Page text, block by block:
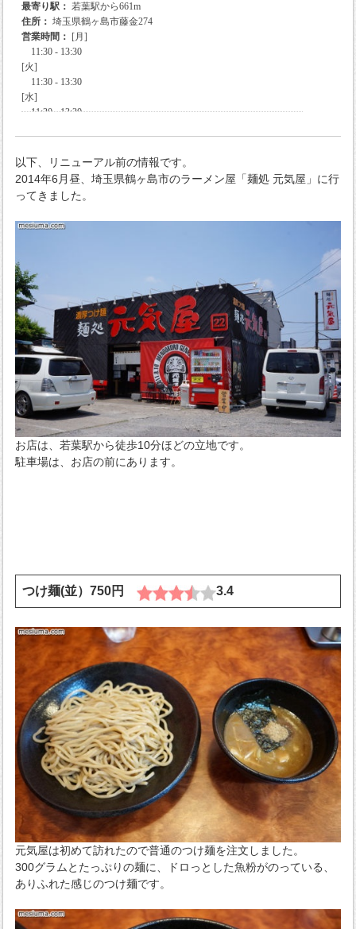
以下、リニューアル前の情報です。
2014年6月昼、埼玉県鶴ヶ島市のラーメン屋「麺処 元気屋」に行
ってきました。
お店は、若葉駅から徒歩10分ほどの立地です。
駐車場は、お店の前にあります。
つけ麺(並）750円 3.4
元気屋は初めて訪れたので普通のつけ麺を注文しました。
300グラムとたっぷりの麺に、ドロっとした魚粉がのっている、
ありふれた感じのつけ麺です。